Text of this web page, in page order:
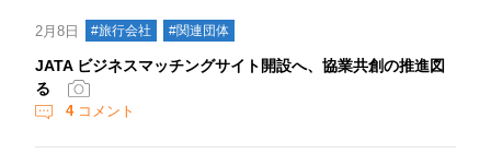
2月8日 #旅行会社 #関連団体
JATA ビジネスマッチングサイト開設へ、協業共創の推進図
る
4コメント